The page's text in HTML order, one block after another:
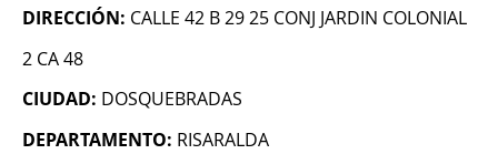
DIRECCIÓN: CALLE 42 B 29 25 CONJ JARDIN COLONIAL
2 CA 48
CIUDAD: DOSQUEBRADAS
DEPARTAMENTO: RISARALDA